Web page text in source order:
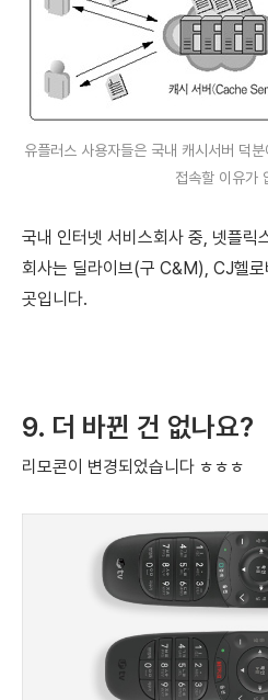
유플러스 사용자들은 국내 캐시서버 덕분
접속할 이유가
국내 인터넷 서비스회사 중, 넷플릭
회사는 딜라이브(구 C&M), CJ헬
곳입니다.
9. 더 바뀐 건 없나요?
리모콘이 변경되었습니다 ㅎㅎㅎ